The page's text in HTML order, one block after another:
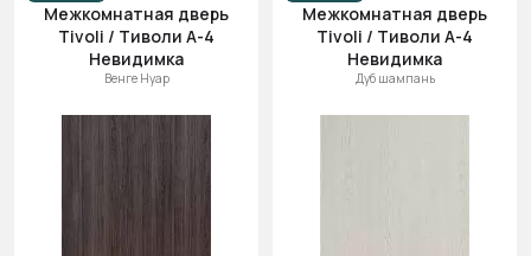
Межкомнатная дверь
Tivoli / Тиволи А-4
Невидимка
Венге Нуар
Межкомнатная дверь
Tivoli / Тиволи А-4
Невидимка
Дуб шампань